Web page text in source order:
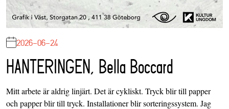
2026-06-24
HANTERINGEN, Bella Boccard
Mitt arbete är aldrig linjärt. Det är cykliskt. Tryck blir till papper
och papper blir till tryck. Installationer blir sorteringssystem. Jag